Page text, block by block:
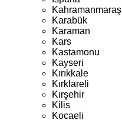
Kahramanmaraş
Karabük
Karaman
Kars
Kastamonu
Kayseri
Kırıkkale
Kırklareli
Kırşehir
Kilis
Kocaeli